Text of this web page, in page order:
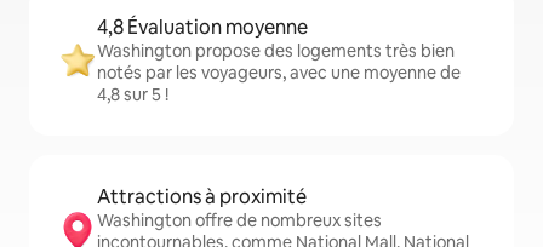
4,8 Évaluation moyenne
Washington propose des logements très bien
notés par les voyageurs, avec une moyenne de
4,8 sur 5 !
Attractions à proximité
Washington offre de nombreux sites
incontournables, comme National Mall, National